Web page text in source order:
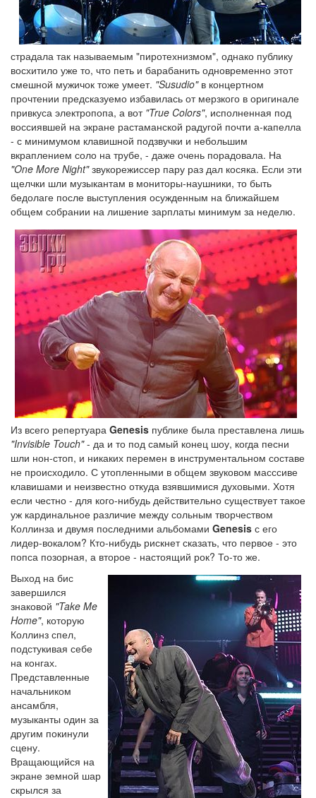
страдала так называемым "пиротехнизмом", однако публику
восхитило уже то, что петь и барабанить одновременно этот
смешной мужичок тоже умеет. "Susudio"в концертном
прочтении предсказуемо избавилась от мерзкого в оригинале
привкуса электропопа, а вот "True Colors", исполненная под
воссиявшей на экране растаманской радугой почти а-капелла
- с минимумом клавишной подзвучки и небольшим
вкраплением соло на трубе, - даже очень порадовала. На
"One More Night"звукорежиссер пару раз дал косяка. Если эти
щелчки шли музыкантам в мониторы-наушники, то быть
бедолаге после выступления осужденным на ближайшем
общем собрании на лишение зарплаты минимум за неделю.
Из всего репертуара Genesis публике была преставлена лишь
"Invisible Touch"- да и то под самый конец шоу, когда песни
шли нон-стоп, и никаких перемен в инструментальном составе
не происходило. С утопленными в общем звуковом масссиве
клавишами и неизвестно откуда взявшимися духовыми. Хотя
если честно - для кого-нибудь действительно существует такое
уж кардинальное различие между сольным творчеством
Коллинза и двумя последними альбомами Genesis с его
лидер-вокалом? Кто-нибудь рискнет сказать, что первое - это
попса позорная, а второе - настоящий рок? То-то же.
Выход на бис
завершился
знаковой "Take Me
Home", которую
Коллинз спел,
подстукивая себе
на конгах.
Представленные
начальником
ансамбля,
музыканты один за
другим покинули
сцену.
Вращающийся на
экране земной шар
скрылся за